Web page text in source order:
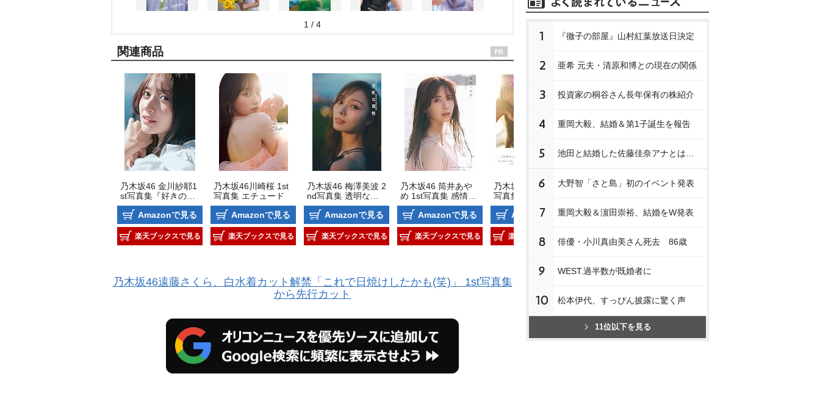
1 / 4
関連商品
乃木坂46 金川紗耶1
st写真集『好きのグ
ラデーション』
Amazonで見る
楽天ブックスで見る
乃木坂46川崎桜 1st
写真集 エチュード
Amazonで見る
楽天ブックスで見る
乃木坂46 梅澤美波 2
nd写真集 透明な覚
悟
Amazonで見る
楽天ブックスで見る
乃木坂46 筒井あや
め 1st写真集 感情の
隙間
Amazonで見る
楽天ブックスで見る
乃木坂46 井上和 1st
写真集 モノローグ
Amazonで見る
楽天ブックスで見る
乃木坂46 与田祐希 3
Amazonで見る
楽天ブックスで見る
乃木坂46五百城茉央
乃木坂46遠藤さくら、白水着カット解禁「これで日焼けしたかも(笑)」 1st写真集
から先行カット
1 『徹子の部屋』山村紅葉放送日決定
2 亜希 元夫・清原和博との現在の関係
3 投資家の桐谷さん長年保有の株紹介
4 重岡大毅、結婚＆第1子誕生を報告
5 池田と結婚した佐藤佳奈アナとは…
6 大野智「さと島」初のイベント発表
7 重岡大毅＆濵田崇裕、結婚をW発表
8 俳優・小川真由美さん死去 86歳
9 WEST.過半数が既婚者に
10 松本伊代、すっぴん披露に驚く声
11位以下を見る